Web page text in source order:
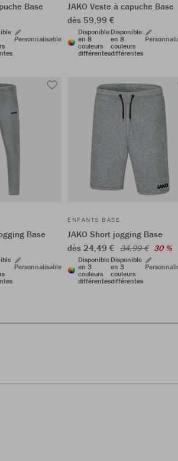
Base
Personnalisable
JAKO Veste à capuche Base
dès 59,99 €
Disponible
en 8
couleurs
différentes
Disponible
en 8
couleurs
différentes
Base
Personnalisable
ENFANTS BASE
JAKO Short jogging Base
dès 24,49 € 34,99 € 30 %
Disponible
en 3
couleurs
différentes
Disponible
en 3
couleurs
différentes